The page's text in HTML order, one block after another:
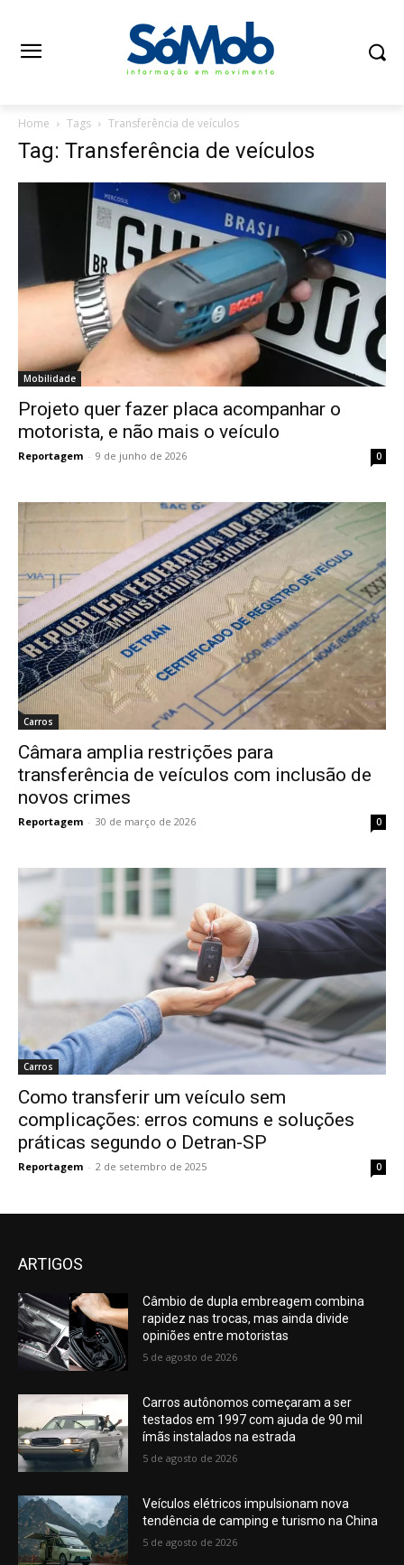
Home Tags Transferência de veículos
Tag: Transferência de veículos
Mobilidade
Projeto quer fazer placa acompanhar o
motorista, e não mais o veículo
Reportagem - 9 de junho de 2026 0
Carros
Câmara amplia restrições para
transferência de veículos com inclusão de
novos crimes
Reportagem - 30 de março de 2026 0
Carros
Como transferir um veículo sem
complicações: erros comuns e soluções
práticas segundo o Detran-SP
Reportagem - 2 de setembro de 2025 0
ARTIGOS
Câmbio de dupla embreagem combina
rapidez nas trocas, mas ainda divide
opiniões entre motoristas
5 de agosto de 2026
Carros autônomos começaram a ser
testados em 1997 com ajuda de 90 mil
ímãs instalados na estrada
5 de agosto de 2026
Veículos elétricos impulsionam nova
tendência de camping e turismo na China
5 de agosto de 2026